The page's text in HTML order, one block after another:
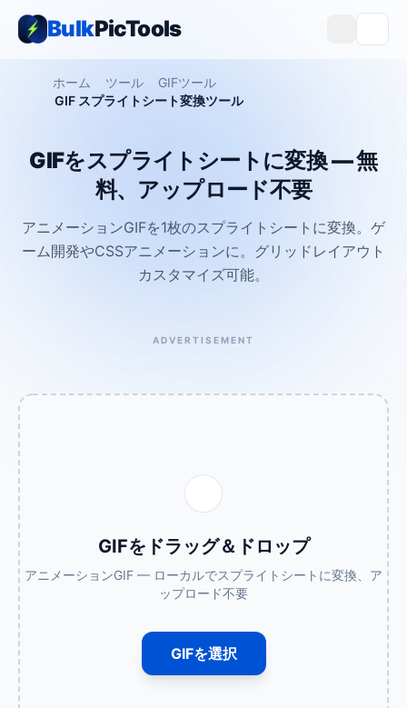
BulkPicTools
ホーム ツール
GIFツール
GIF スプライトシート変換ツール
GIFをスプライトシートに変換 — 無
料、アップロード不要
アニメーションGIFを1枚のスプライトシートに変換。ゲ
ーム開発やCSSアニメーションに。グリッドレイアウト
カスタマイズ可能。
ADVERTISEMENT
GIFをドラッグ＆ドロップ
アニメーションGIF — ローカルでスプライトシートに変換、ア
ップロード不要
GIFを選択